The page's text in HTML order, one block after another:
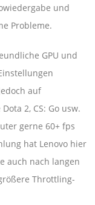
und
Probleme.
GPU und
auf
2, CS: Go usw.
gerne 60+ fps
hat Lenovo hier
auch nach langen
Throttling-